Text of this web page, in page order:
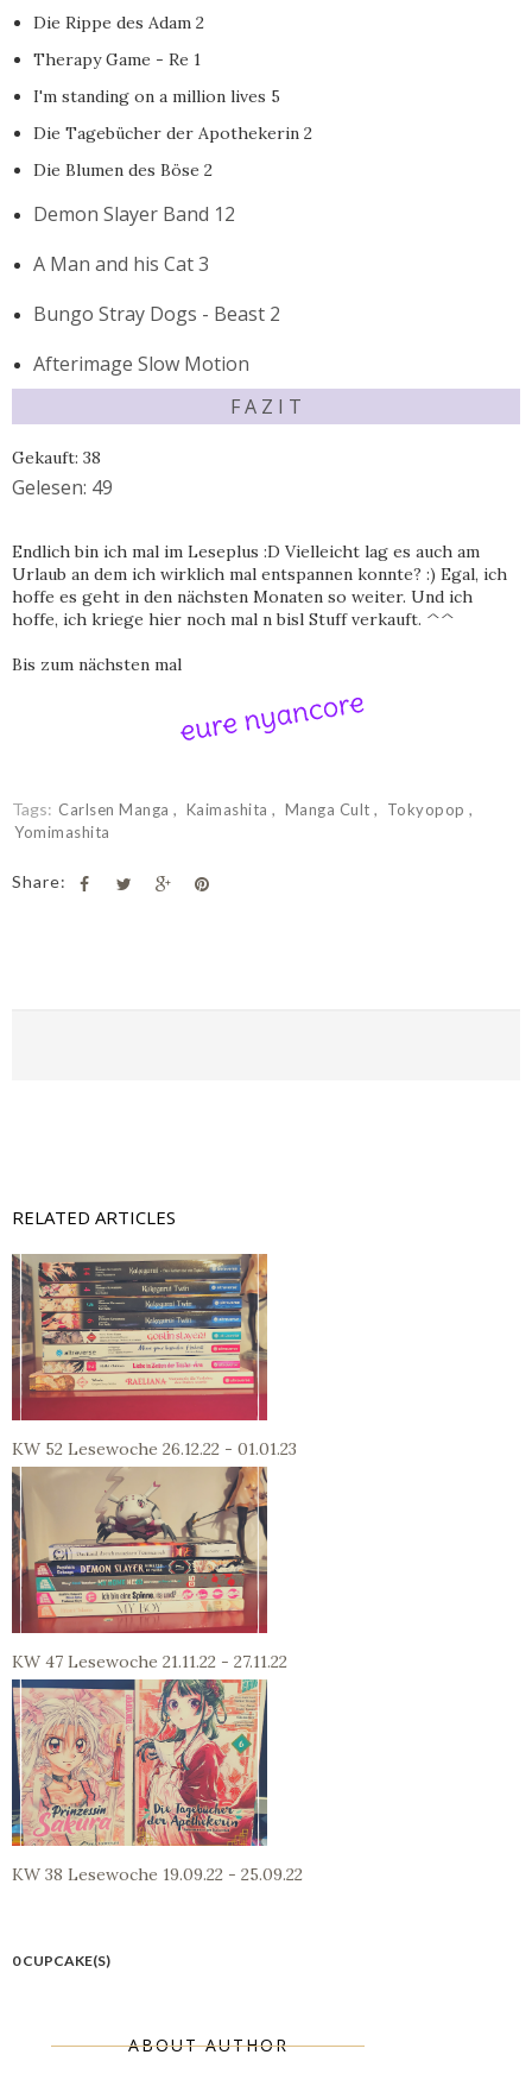
Die Rippe des Adam 2
Therapy Game - Re 1
I'm standing on a million lives 5
Die Tagebücher der Apothekerin 2
Die Blumen des Böse 2
Demon Slayer Band 12
A Man and his Cat 3
Bungo Stray Dogs - Beast 2
Afterimage Slow Motion
F A Z I T
Gekauft: 38
Gelesen: 49
Endlich bin ich mal im Leseplus :D Vielleicht lag es auch am
Urlaub an dem ich wirklich mal entspannen konnte? :) Egal, ich
hoffe es geht in den nächsten Monaten so weiter. Und ich
hoffe, ich kriege hier noch mal n bisl Stuff verkauft. ^^
Bis zum nächsten mal
Tags: Carlsen Manga Kaimashita Manga Cult
Tokyopop
Yomimashita
Share:
RELATED ARTICLES
KW 52 Lesewoche 26.12.22 - 01.01.23
KW 47 Lesewoche 21.11.22 - 27.11.22
KW 38 Lesewoche 19.09.22 - 25.09.22
0 CUPCAKE(S)
ABOUT AUTHOR